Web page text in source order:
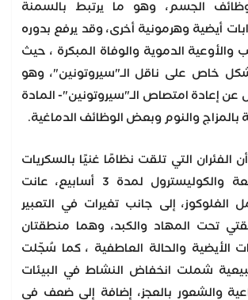
الجسم، وهو ما يرتبط بالسمنة
أيضية وهرمونية أخرى، وقد يرفع بدوره
والأوعية الدموية والوفاة المبكرة ، حيث
خاص على ناقل الـ"سيروتونين"، وهو
عن إعادة امتصاص الـ"سيروتونين"- المادة
بالمزاج والنوم وبعض الوظائف الدماغية.
الفئران التي تلقت نظامًا غنيًا بالسكريات
والدهون المشبعة والكوليسترول لمدة 3 أسابيع، عانت
الغلوكوز، إلى جانب تغيرات في التعبير
تحت المهاد والكبد، وهما منطقتان
الأيضية والحالة العاطفية ، كما سُجّلت
شملت انخفاض النشاط في البيئات
والشعور بالعجز، إضافة إلى ضعف في